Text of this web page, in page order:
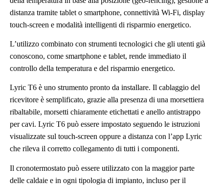
distanza tramite tablet o smartphone, connettività Wi-Fi, display
touch-screen e modalità intelligenti di risparmio energetico.
L’utilizzo combinato con strumenti tecnologici che gli utenti già
conoscono, come smartphone e tablet, rende immediato il
controllo della temperatura e del risparmio energetico.
Lyric T6 è uno strumento pronto da installare. Il cablaggio del
ricevitore è semplificato, grazie alla presenza di una morsettiera
ribaltabile, morsetti chiaramente etichettati e anello antistrappo
per cavi. Lyric T6 può essere impostato seguendo le istruzioni
visualizzate sul touch-screen oppure a distanza con l’app Lyric
che rileva il corretto collegamento di tutti i componenti.
Il cronotermostato può essere utilizzato con la maggior parte
delle caldaie e in ogni tipologia di impianto, incluso per il